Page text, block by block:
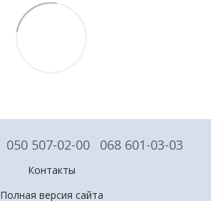
050 507-02-00 068 601-03-03
Контакты
Полная версия сайта